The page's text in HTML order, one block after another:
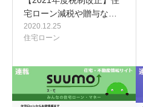
宅ローン減税や贈与な…
2020.12.25
住宅ローン